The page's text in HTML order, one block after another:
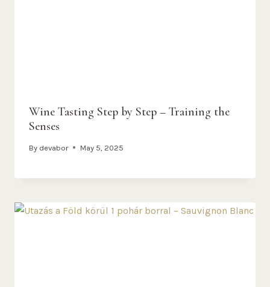
Wine Tasting Step by Step – Training the
Senses
By devabor May 5, 2025